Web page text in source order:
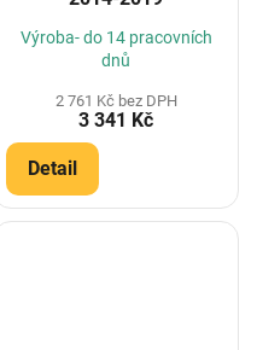
Výroba- do 14 pracovních
dnů
2 761 Kč bez DPH
3 341 Kč
Detail